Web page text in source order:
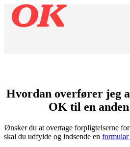
Hvordan overfører jeg
OK til en
Ønsker du at overtage forpligtelserne
skal du udfylde og indsende en formular